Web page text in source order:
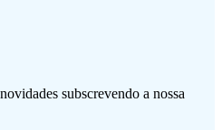
subscrevendo a nossa